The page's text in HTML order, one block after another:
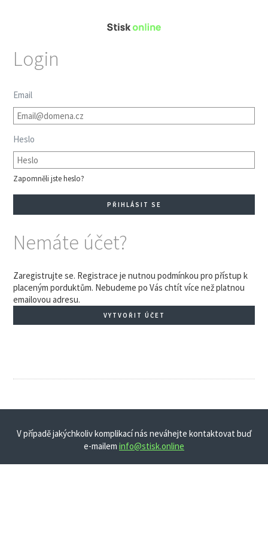
Login
Email
Heslo
Zapomněli jste heslo?
Nemáte účet?
Zaregistrujte se. Registrace je nutnou podmínkou pro přístup k
placeným porduktům. Nebudeme po Vás chtít více než platnou
emailovou adresu.
VYTVOŘIT ÚČET
V případě jakýchkoliv komplikací nás neváhejte kontaktovat buď
e-mailem info@stisk.online